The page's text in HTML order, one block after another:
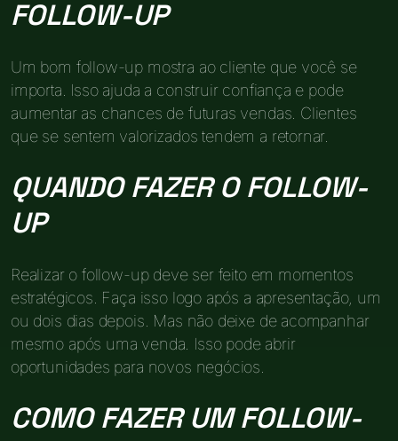
FOLLOW-UP
Um bom follow-up mostra ao cliente que você se
importa. Isso ajuda a construir confiança e pode
aumentar as chances de futuras vendas. Clientes
que se sentem valorizados tendem a retornar.
QUANDO FAZER O FOLLOW-
UP
Realizar o follow-up deve ser feito em momentos
estratégicos. Faça isso logo após a apresentação, um
ou dois dias depois. Mas não deixe de acompanhar
mesmo após uma venda. Isso pode abrir
oportunidades para novos negócios.
COMO FAZER UM FOLLOW-